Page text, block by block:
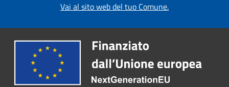
Vai al sito web del tuo Comune.